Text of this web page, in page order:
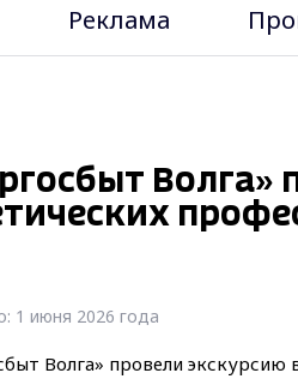
Реклама
Волга»
1 июня 2026 года